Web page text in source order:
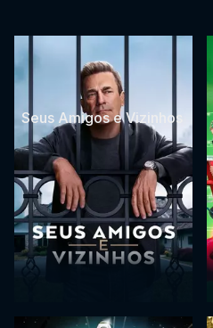
Seus Amigos e Vizinhos